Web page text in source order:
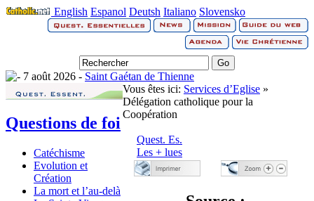
English Espanol Deutsh Italiano Slovensko
7 août 2026 - Saint Gaétan de Thienne
Questions de foi
Catéchisme
Evolution et
Création
La mort et l’au-delà
Vous êtes ici: Services d’Eglise »
Délégation catholique pour la
Coopération
Quest. Es.
Les + lues